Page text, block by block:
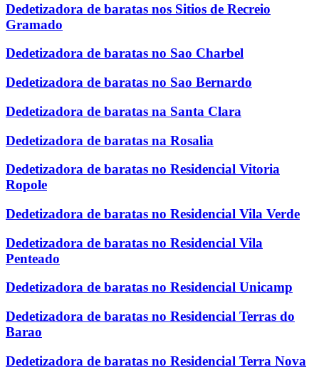
Dedetizadora de baratas nos Sitios de Recreio
Gramado
Dedetizadora de baratas no Sao Charbel
Dedetizadora de baratas no Sao Bernardo
Dedetizadora de baratas na Santa Clara
Dedetizadora de baratas na Rosalia
Dedetizadora de baratas no Residencial Vitoria
Ropole
Dedetizadora de baratas no Residencial Vila Verde
Dedetizadora de baratas no Residencial Vila
Penteado
Dedetizadora de baratas no Residencial Unicamp
Dedetizadora de baratas no Residencial Terras do
Barao
Dedetizadora de baratas no Residencial Terra Nova